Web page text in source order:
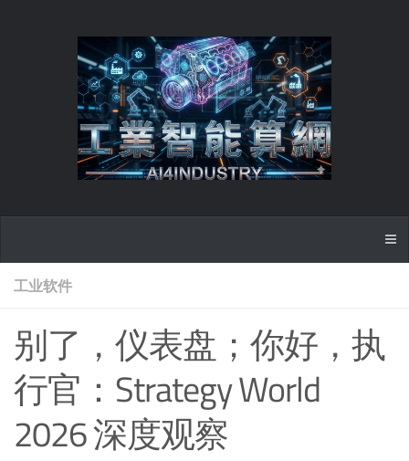
工业软件
别了，仪表盘；你好，执
行官：Strategy World
2026 深度观察